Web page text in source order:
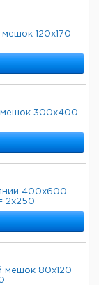
120x170
мешок 300x400
400x600
2x250
мешок 80x120